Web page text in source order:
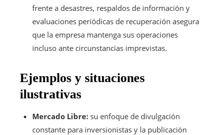
frente a desastres, respaldos de información y
evaluaciones periódicas de recuperación asegura
que la empresa mantenga sus operaciones
incluso ante circunstancias imprevistas.
Ejemplos y situaciones
ilustrativas
Mercado Libre: su enfoque de divulgación
constante para inversionistas y la publicación